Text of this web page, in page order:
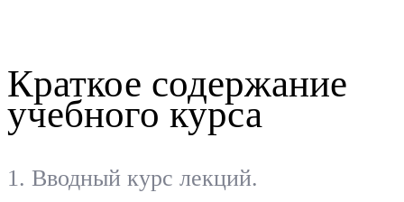
Краткое содержание
учебного курса
Вводный курс лекций.